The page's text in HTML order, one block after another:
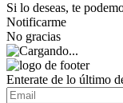
Si lo deseas, te
Notificarme
No gracias
Enterate de lo último